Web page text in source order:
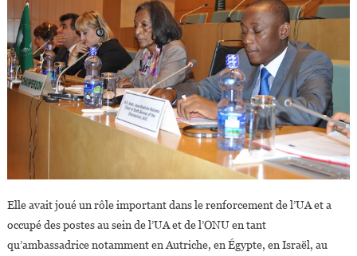
Elle avait joué un rôle important dans le renforcement de l’UA et a
occupé des postes au sein de l’UA et de l’ONU en tant
qu’ambassadrice notamment en Autriche, en Égypte, en Israël, au